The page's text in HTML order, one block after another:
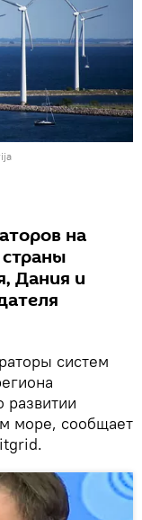
на
Дания и
систем
развитии
море, сообщает